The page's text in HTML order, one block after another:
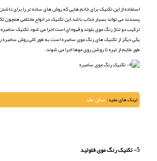
استفاده از این تکنیک برای خانم هایی که روش های ساده تر را برای
پسندند می تواند بسیار جذاب باشد.این تکنیک در انواع مختلفی همچون
ترکیب دو تناژ رنگ موی بلوند و قهوه ای است اجرا می شود.تکنیک سامبره
یکی دیگر از تکنیک های رنگ موی سامبره است.به طور کلی روش
طور ملایم از تیره تا روشن روی موها اجرا می شوند.
لینک های مفید: سالن عقد
5- تکنیک رنگ موی فلوئید